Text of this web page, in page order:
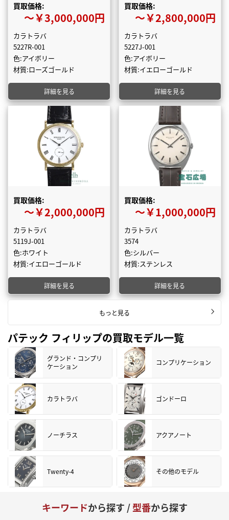
買取価格:
〜￥3,000,000円
カラトラバ
5227R-001
色:アイボリー
材質:ローズゴールド
詳細を見る
買取価格:
〜￥2,800,000円
カラトラバ
5227J-001
色:アイボリー
材質:イエローゴールド
詳細を見る
買取価格:
〜￥2,000,000円
カラトラバ
5119J-001
色:ホワイト
材質:イエローゴールド
詳細を見る
買取価格:
〜￥1,000,000円
カラトラバ
3574
色:シルバー
材質:ステンレス
詳細を見る
もっと見る
パテック フィリップの買取モデル一覧
グランド・コンプリ
ケーション
コンプリケーション
カラトラバ ゴンドーロ
ノーチラス アクアノート
Twenty-4 その他のモデル
キーワードから探す /型番から探す